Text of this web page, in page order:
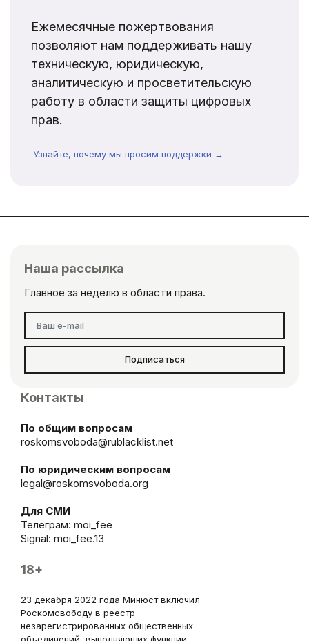
Ежемесячные пожертвования
позволяют нам поддерживать нашу
техническую, юридическую,
аналитическую и просветительскую
работу в области защиты цифровых
прав.
Узнайте, почему мы просим поддержки →
Наша рассылка
Главное за неделю в области права.
Подписаться
Контакты
По общим вопросам
roskomsvoboda@rublacklist.net
По юридическим вопросам
legal@roskomsvoboda.org
Для СМИ
Телеграм: moi_fee
Signal: moi_fee.13
18+
23 декабря 2022 года Минюст включил
Роскомсвободу в реестр
незарегистрированных общественных
объединений, выполняющих функции